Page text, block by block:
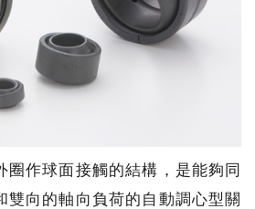
圈作球面接觸的結構，是能夠同
雙向的軸向負荷的自動調心型關